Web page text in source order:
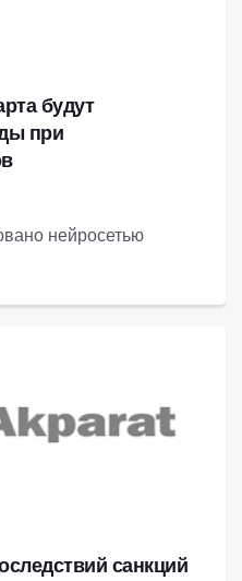
будут
при
нейросетью
санкций